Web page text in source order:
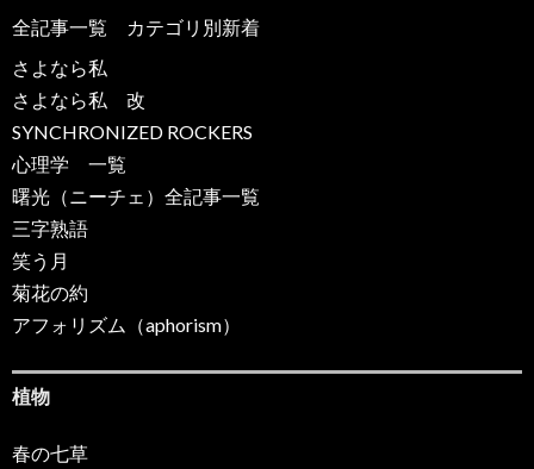
全記事一覧
カテゴリ別新着
さよなら私
さよなら私 改
SYNCHRONIZED ROCKERS
心理学 一覧
曙光（ニーチェ）全記事一覧
三字熟語
笑う月
菊花の約
アフォリズム（aphorism）
植物
春の七草